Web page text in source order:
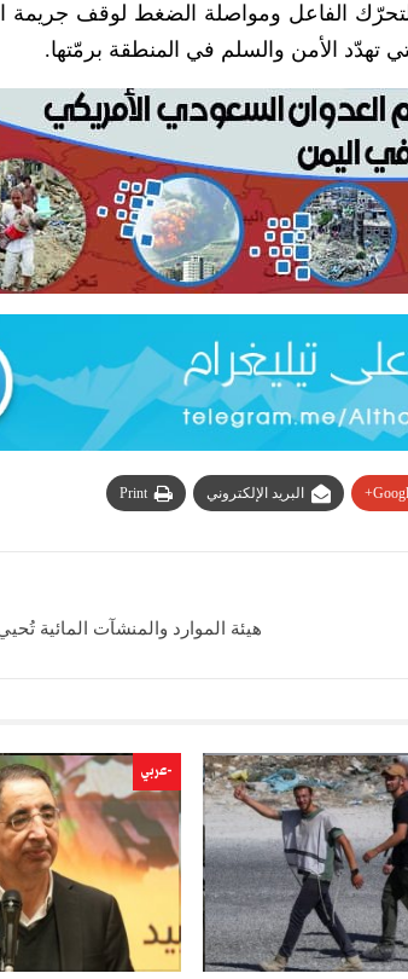
الفاعل ومواصلة الضغط لوقف جريمة
تهدّد الأمن والسلم في المنطقة برمّتها.
البريد الإلكتروني Print
هيئة الموارد والمنشآت المائية
-عربي